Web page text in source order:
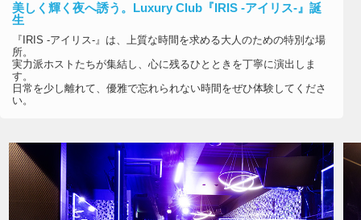
美しく輝く夜へ誘う。Luxury Club『IRIS -アイリス-』誕
生
『IRIS -アイリス-』は、上質な時間を求める大人のための特別な場
所。
実力派ホストたちが集結し、心に残るひとときを丁寧に演出しま
す。
日常を少し離れて、優雅で忘れられない時間をぜひ体験してくださ
い。